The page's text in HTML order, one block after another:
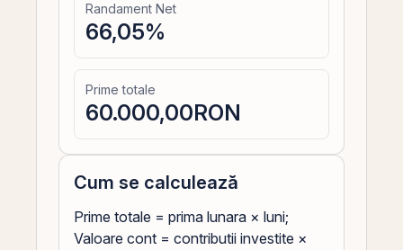
Randament Net
66,05%
Prime totale
60.000,00RON
Cum se calculează
Prime totale = prima lunara × luni;
Valoare cont = contributii investite ×